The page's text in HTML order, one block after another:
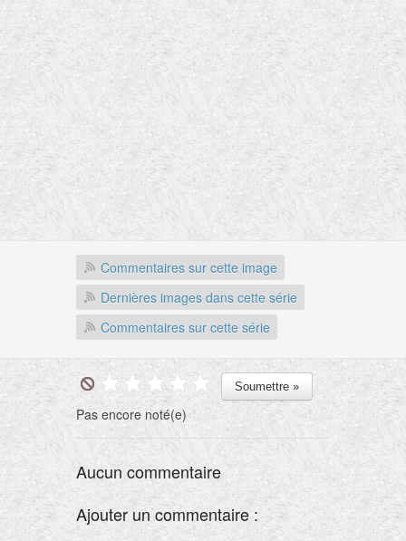
Commentaires sur cette image
Dernières images dans cette série
Commentaires sur cette série
Pas encore noté(e)
Aucun commentaire
Ajouter un commentaire :